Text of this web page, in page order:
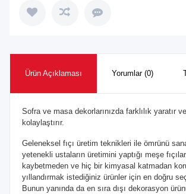
Ürün Açıklaması Yorumlar (0)
Sofra ve masa dekorlarınızda farklılık yaratır
kolaylaştırır.
Geleneksel fıçı üretim teknikleri ile ömrünü
yetenekli ustaların üretimini yaptığı meşe
kaybetmeden ve hiç bir kimyasal katmadan
yıllandırmak istediğiniz ürünler için en doğru
Bunun yanında da en sıra dışı dekorasyon